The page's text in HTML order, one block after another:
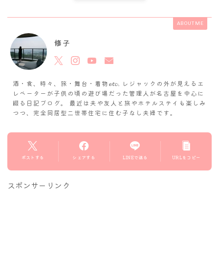
ABOUT ME
修子
酒・食、時々、旅・舞台・着物𝓮𝓽𝓬. レジャックの外が見えるエ
レベーターが子供の頃の遊び場だった管理人が名古屋を中心に
綴る日記ブログ。 最近は夫や友人と旅やホテルステイも楽しみ
つつ、完全同居型二世帯住宅に住む子なし夫婦です。
ポストする シェアする LINEで送る URLをコピー
スポンサーリンク